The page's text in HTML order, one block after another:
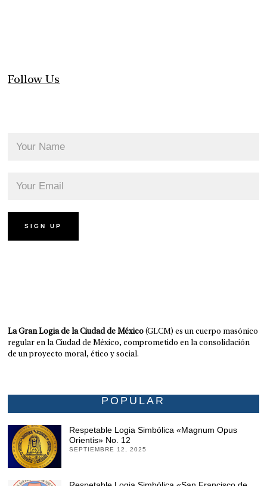
Follow Us
La Gran Logia de la Ciudad de México (GLCM) es un cuerpo masónico
regular en la Ciudad de México, comprometido en la consolidación
de un proyecto moral, ético y social.
POPULAR
Respetable Logia Simbólica «Magnum Opus
Orientis» No. 12
SEPTIEMBRE 12, 2025